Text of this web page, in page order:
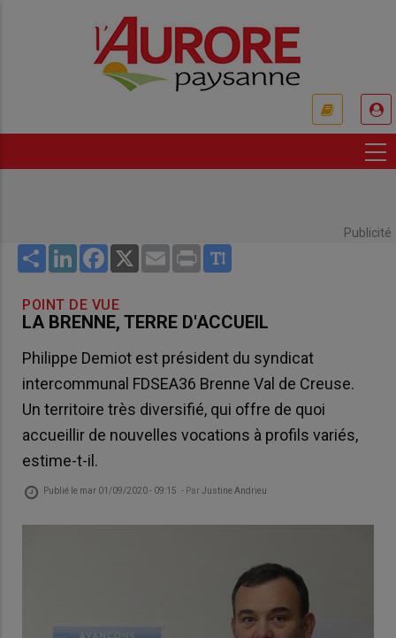
Publicité
Share LinkedInFacebook
X Email Print
POINT DE VUE
LA BRENNE, TERRE D'ACCUEIL
Philippe Demiot est président du syndicat
intercommunal FDSEA36 Brenne Val de Creuse.
Un territoire très diversifié, qui offre de quoi
accueillir de nouvelles vocations à profils variés,
estime-t-il.
Publié le mar 01/09/2020 - 09:15 - Par Justine Andrieu